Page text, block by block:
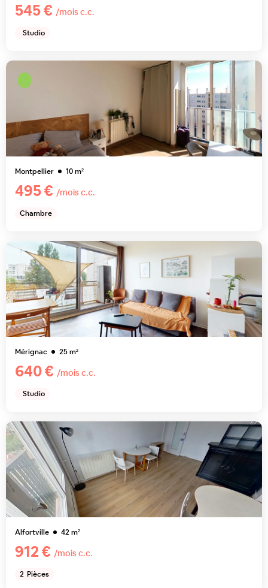
545 € /mois c.c.
Studio
Montpellier 10m²
495 € /mois c.c.
Chambre
Mérignac 25m²
640 € /mois c.c.
Studio
Alfortville 42m²
912 € /mois c.c.
2 Pièces